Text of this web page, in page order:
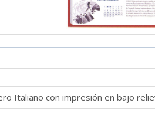
Italiano con impresión en bajo